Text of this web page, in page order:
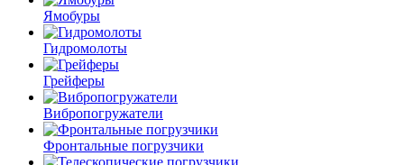
Ямобуры
Гидромолоты
Грейферы
Вибро­погружатели
Фронтальные погрузчики